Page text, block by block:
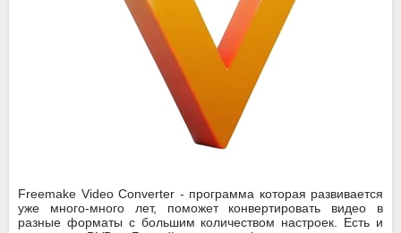
Freemake Video Converter - программа которая развивается
уже много-много лет, поможет конвертировать видео в
разные форматы с большим количеством настроек. Есть и